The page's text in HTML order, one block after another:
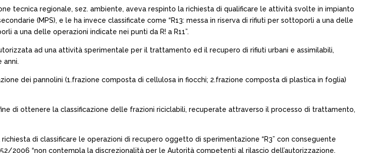
tecnica regionale, sez. ambiente, aveva respinto la richiesta di qualificare le attività svolte in impianto
(MPS), e le ha invece classificate come “R13: messa in riserva di rifiuti per sottoporli a una delle
a una delle operazioni indicate nei punti da R! a R11”.
ad una attività sperimentale per il trattamento ed il recupero di rifiuti urbani e assimilabili,
anni.
dei pannolini (1.frazione composta di cellulosa in fiocchi; 2.frazione composta di plastica in foglia)
di ottenere la classificazione delle frazioni riciclabili, recuperate attraverso il processo di trattamento,
di classificare le operazioni di recupero oggetto di sperimentazione “R3” con conseguente
2006 “non contempla la discrezionalità per le Autorità competenti al rilascio dell’autorizzazione,